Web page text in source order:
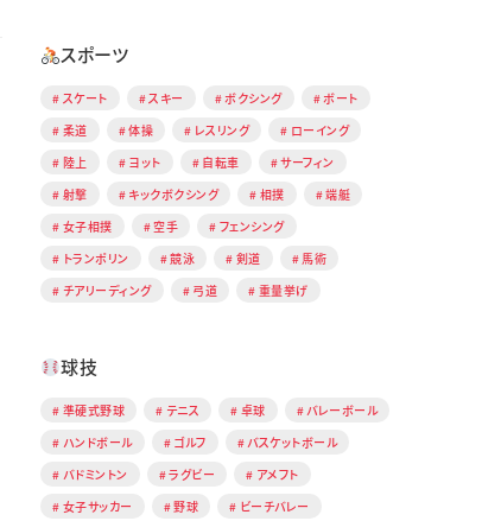
スポーツ
スケート スキー ボクシング
ボート
柔道
体操 レスリング
ローイング
陸上
ヨット 自転車
サーフィン
射撃
キックボクシング 相撲
端艇
女子相撲
空手
フェンシング
トランポリン
競泳 剣道
馬術
チアリーディング
弓道 重量挙げ
球技
準硬式野球 テニス 卓球
バレーボール
ハンドボール
ゴルフ
バスケットボール
バドミントン
ラグビー
アメフト
女子サッカー
野球
ビーチバレー